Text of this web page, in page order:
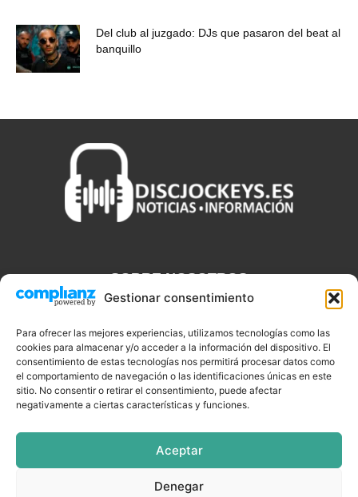
Gestionar consentimiento
Para ofrecer las mejores experiencias, utilizamos tecnologías como las
cookies para almacenar y/o acceder a la información del dispositivo. El
consentimiento de estas tecnologías nos permitirá procesar datos como
el comportamiento de navegación o las identificaciones únicas en este
sitio. No consentir o retirar el consentimiento, puede afectar
negativamente a ciertas características y funciones.
Aceptar
Denegar
Del club al juzgado: DJs que pasaron del beat al
banquillo
SOBRE NOSOTROS
que necesitas saber sobre noticias, novedades, tecnologías y
aplicaciones que te ayudaran a ser un mejor Djs.
SÍGUENOS